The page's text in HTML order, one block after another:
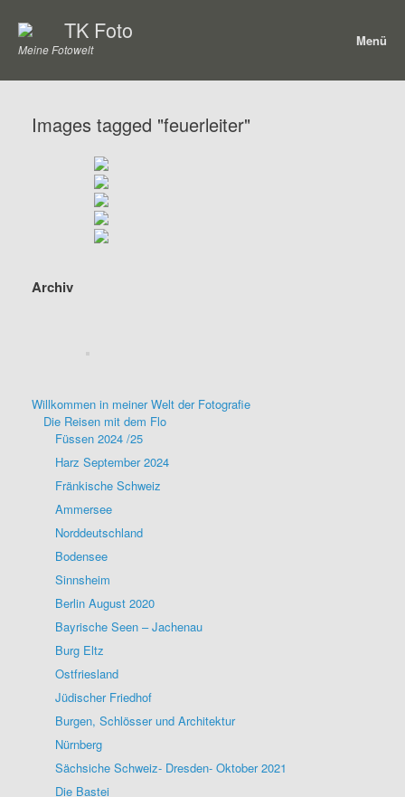
Inhalt
springen
TK Foto
Meine Fotowelt
Menü
Images tagged "feuerleiter"
Archiv
Willkommen in meiner Welt der Fotografie
Die Reisen mit dem Flo
Füssen 2024 /25
Harz September 2024
Fränkische Schweiz
Ammersee
Norddeutschland
Bodensee
Sinnsheim
Berlin August 2020
Bayrische Seen – Jachenau
Burg Eltz
Ostfriesland
Jüdischer Friedhof
Burgen, Schlösser und Architektur
Nürnberg
Sächsiche Schweiz- Dresden- Oktober 2021
Die Bastei